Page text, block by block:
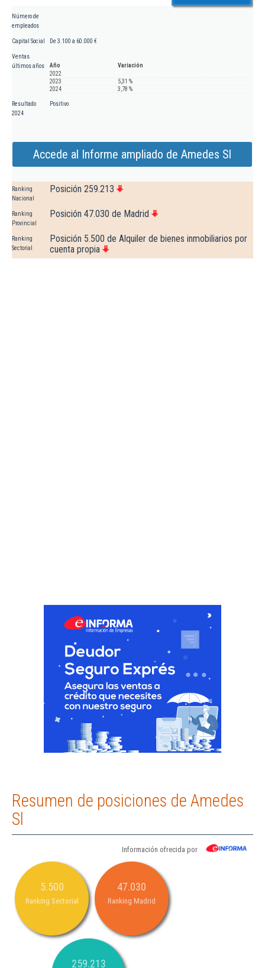
Número de
empleados
Capital Social De 3.100 a 60.000 €
Ventas
últimos años
Año
Variación
2022
2023
5,31 %
2024
3,78 %
Resultado
2024
Positivo
Accede al Informe ampliado de Amedes Sl
Ranking
Nacional
Posición 259.213
Ranking
Provincial
Posición 47.030 de Madrid
Ranking
Sectorial
Posición 5.500 de Alquiler de bienes inmobiliarios por
cuenta propia
Resumen de posiciones de Amedes
Sl
Información ofrecida por
5.500
Ranking Sectorial
47.030
Ranking Madrid
259.213